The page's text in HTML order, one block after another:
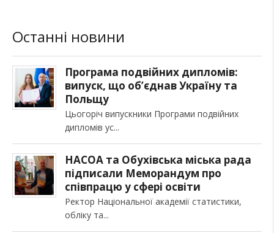
Останні новини
Програма подвійних дипломів:
випуск, що об’єднав Україну та
Польщу
Цьогоріч випускники Програми подвійних
дипломів ус
НАСОА та Обухівська міська рада
підписали Меморандум про
співпрацю у сфері освіти
Ректор Національної академії статистики,
обліку та